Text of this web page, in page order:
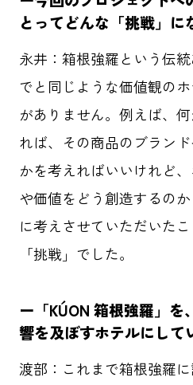
とってどんな「挑戦」に
永井： 箱根強羅という伝
でと同じような価値観の
がありません。例えば、
れば、その商品のブラン
かを考えればいいけれど
や価値をどう創造するの
に考えさせていただいた
「挑戦」でした。
ー 「KÚON 箱根強羅」
響を及ぼすホテルにして
渡部： これまで箱根強羅